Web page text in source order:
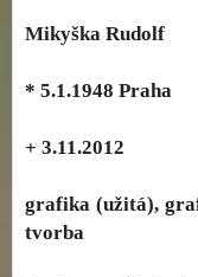
Mikyška Rudolf
* 5.1.1948 Praha
+ 3.11.2012
grafika (užitá),
tvorba